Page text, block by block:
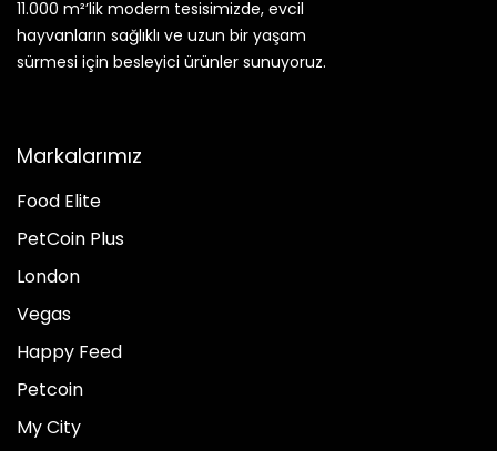
11.000 m²’lik modern tesisimizde, evcil
hayvanların sağlıklı ve uzun bir yaşam
sürmesi için besleyici ürünler sunuyoruz.
Markalarımız
Food Elite
PetCoin Plus
London
Vegas
Happy Feed
Petcoin
My City